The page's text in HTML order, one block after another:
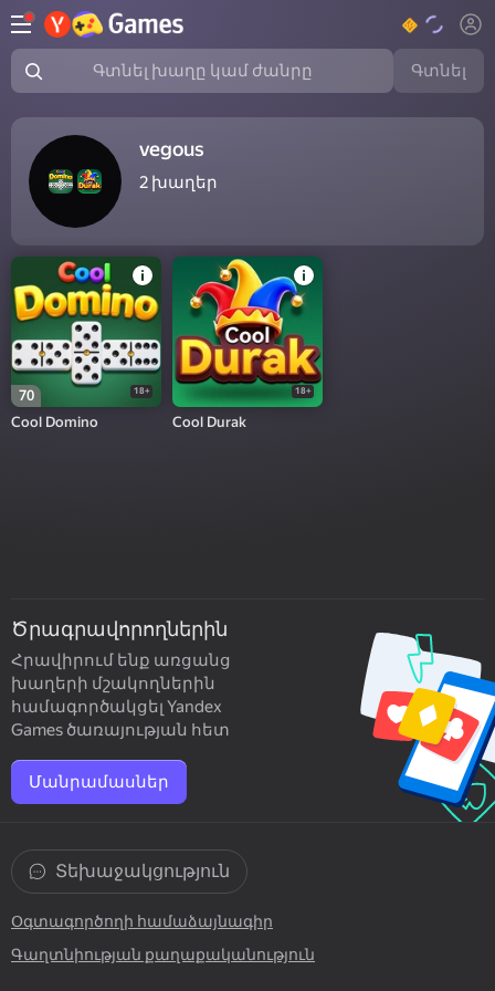
Գտնել խաղը կամ ժանրը Գտնել
vegous
2 խաղեր
70 18+
Cool Domino
18+
Cool Durak
Ծրագրավորողներին
Հրավիրում ենք առցանց
խաղերի մշակողներին
համագործակցել Yandex
Games ծառայության հետ
Մանրամասներ
Օգտագործողի համաձայնագիր
Գաղտնիության քաղաքականություն
Տեխաջակցություն